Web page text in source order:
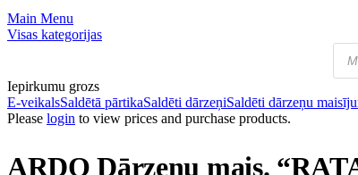
Main Menu
Visas kategorijas
Iepirkumu grozs
E-veikalsSaldētā pārtikaSaldēti dārzeņiSaldēti dārzeņu
Please login to view prices and purchase products.
ARDO Dārzeņu mais.